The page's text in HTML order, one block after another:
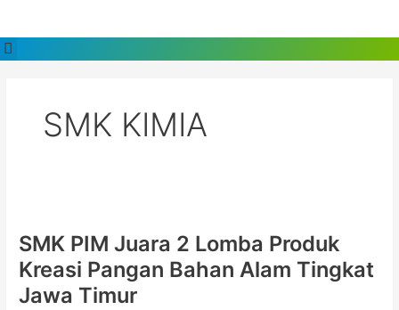
content
Menu
SMK KIMIA
SMK PIM Juara 2 Lomba Produk
Kreasi Pangan Bahan Alam Tingkat
Jawa Timur
Juara
2
Lomba
Produk